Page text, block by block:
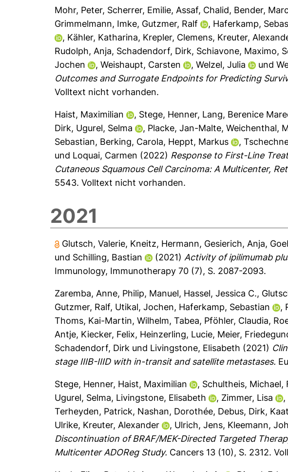
Mohr, Peter, Scherrer, Emilie, Assaf, Chalid, Bender,
Grimmelmann, Imke, Gutzmer, Ralf , Haferkamp,
, Kähler, Katharina, Krepler, Clemens, Kreuter,
Rudolph, Anja, Schadendorf, Dirk, Schiavone, Maximo,
Jochen
,Weishaupt, Carsten ,Welzel, Julia und
Outcomes and Surrogate Endpoints for Predicting
Volltext nicht vorhanden.
Haist, Maximilian , Stege, Henner, Lang, Berenice
Dirk, Ugurel, Selma , Placke, Jan-Malte,Weichenthal,
Sebastian, Berking, Carola, Heppt, Markus ,
und Loquai, Carmen (2022) Response to First-Line
Cutaneous Squamous Cell Carcinoma: A Multicenter,
5543.Volltext nicht vorhanden.
2021
Glutsch, Valerie, Kneitz, Hermann, Gesierich, Anja,
und Schilling, Bastian (2021) Activity of ipilimumab
Immunology, Immunotherapy 70 (7), S. 2087-2093.
Zaremba, Anne, Philip, Manuel, Hassel, Jessica C.,
Gutzmer, Ralf, Utikal, Jochen, Haferkamp, Sebastian ,
Thoms, Kai-Martin,Wilhelm, Tabea, Pföhler, Claudia,
Antje, Kiecker, Felix, Heinzerling, Lucie, Meier,
Schadendorf, Dirk und Livingstone, Elisabeth (2021)
stage IIIB-IIID with in-transit and satellite metastases.
Stege, Henner, Haist, Maximilian , Schultheis, Michael,
Ugurel, Selma, Livingstone, Elisabeth , Zimmer, Lisa ,
Terheyden, Patrick, Nashan, Dorothée, Debus, Dirk,
Ulrike, Kreuter, Alexander , Ulrich, Jens, Kleemann,
Discontinuation of BRAF/MEK-Directed Targeted
Multicenter ADOReg Study. Cancers 13 (10), S. 2312.